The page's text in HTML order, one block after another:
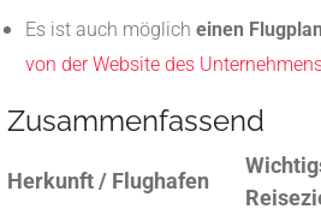
Es ist auch möglich einen
von der Website des
Zusammenfassend
Herkunft / Flughafen